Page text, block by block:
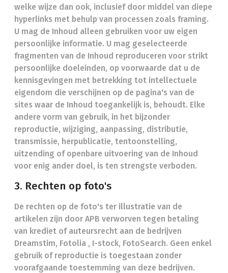
welke wijze dan ook, inclusief door middel van diepe
hyperlinks met behulp van processen zoals framing.
U mag de Inhoud alleen gebruiken voor uw eigen
persoonlijke informatie. U mag geselecteerde
fragmenten van de Inhoud reproduceren voor strikt
persoonlijke doeleinden, op voorwaarde dat u de
kennisgevingen met betrekking tot intellectuele
eigendom die verschijnen op de pagina's van de
sites waar de Inhoud toegankelijk is, behoudt. Elke
andere vorm van gebruik, in het bijzonder
reproductie, wijziging, aanpassing, distributie,
transmissie, herpublicatie, tentoonstelling,
uitzending of openbare uitvoering van de Inhoud
voor enig ander doel, is ten strengste verboden.
3. Rechten op foto's
De rechten op de foto's ter illustratie van de
artikelen zijn door APB verworven tegen betaling
van krediet of auteursrecht aan de bedrijven
Dreamstim, Fotolia , I-stock, FotoSearch. Geen enkel
gebruik of reproductie is toegestaan zonder
voorafgaande toestemming van deze bedrijven.